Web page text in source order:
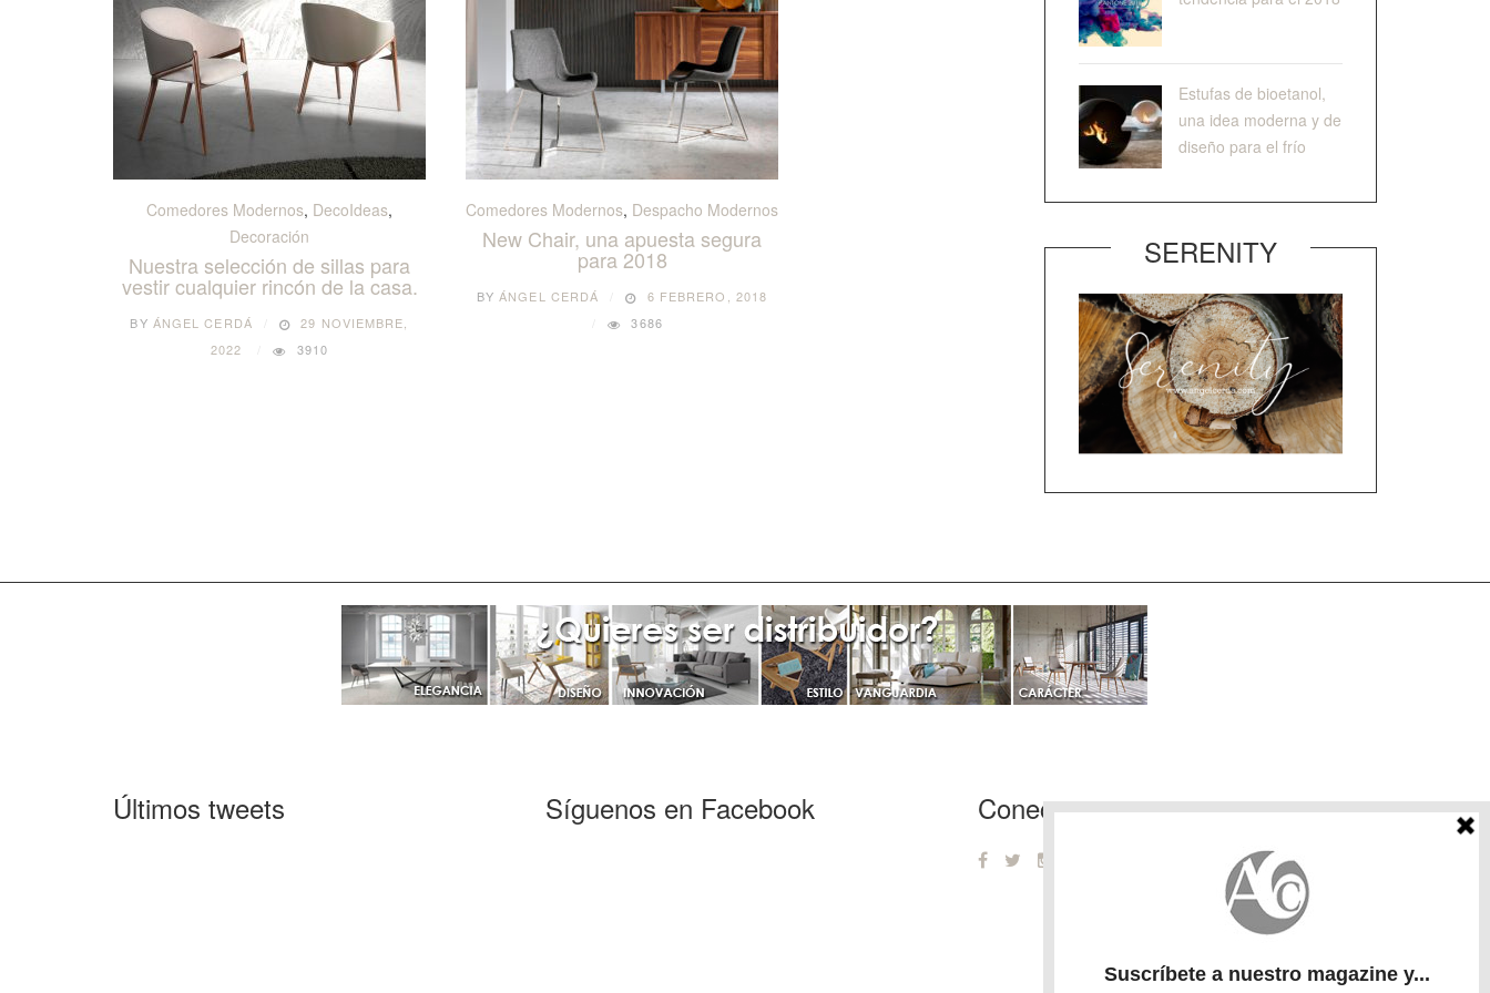
Comedores Modernos, DecoIdeas,
Decoración
Nuestra selección de sillas para
vestir cualquier rincón de la casa.
BY ÁNGEL CERDÁ
29 NOVIEMBRE,
2022
3910
Comedores Modernos, Despacho Modernos
New Chair, una apuesta segura
para 2018
BY ÁNGEL CERDÁ
6 FEBRERO, 2018
3686
Estufas de bioetanol,
una idea moderna y de
diseño para el frío
SERENITY
Últimos tweets Síguenos en Facebook Conecta con nosotros